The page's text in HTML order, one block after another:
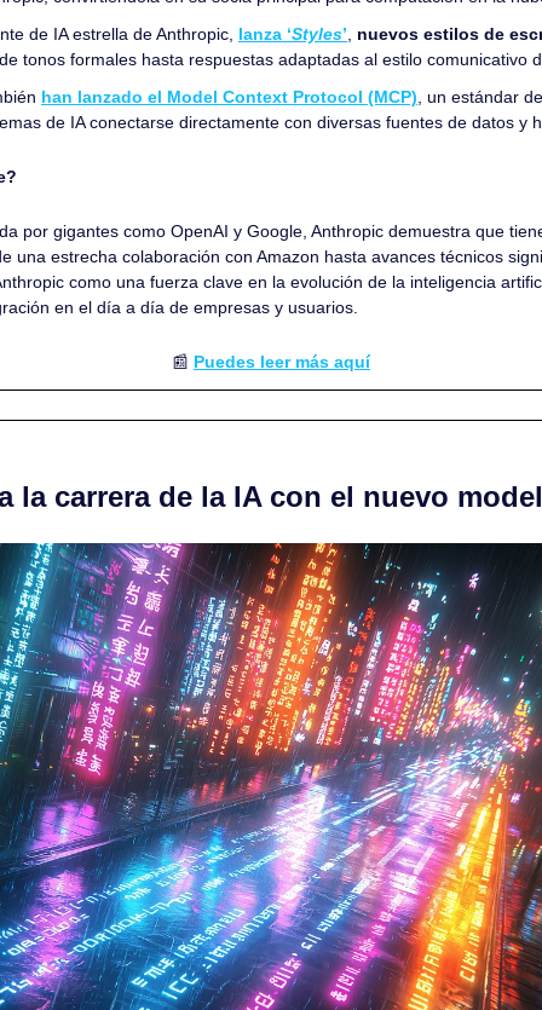
de IA estrella de Anthropic, lanza ‘Styles’,
tonos formales hasta respuestas adaptadas al estilo comunicativo
han lanzado el Model Context Protocol (MCP), un estándar
de IA conectarse directamente con diversas fuentes de datos y
por gigantes como OpenAI y Google, Anthropic demuestra que
una estrecha colaboración con Amazon hasta avances técnicos
como una fuerza clave en la evolución de la inteligencia
en el día a día de empresas y usuarios.
📰 Puedes leer más aquí
la carrera de la IA con el nuevo